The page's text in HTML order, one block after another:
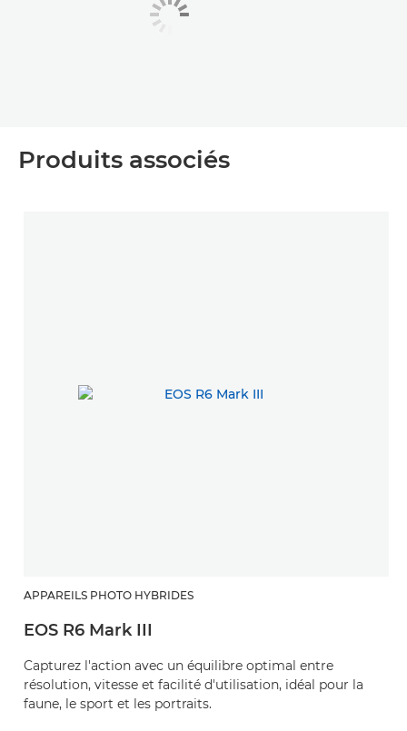
Produits associés
APPAREILS PHOTO HYBRIDES
EOS R6 Mark III
Capturez l'action avec un équilibre optimal entre
résolution, vitesse et facilité d'utilisation, idéal pour la
faune, le sport et les portraits.